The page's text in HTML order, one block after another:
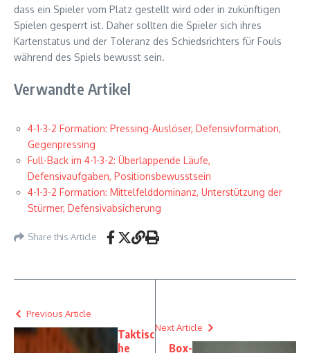
dass ein Spieler vom Platz gestellt wird oder in zukünftigen
Spielen gesperrt ist. Daher sollten die Spieler sich ihres
Kartenstatus und der Toleranz des Schiedsrichters für Fouls
während des Spiels bewusst sein.
Verwandte Artikel
4-1-3-2 Formation: Pressing-Auslöser, Defensivformation,
Gegenpressing
Full-Back im 4-1-3-2: Überlappende Läufe,
Defensivaufgaben, Positionsbewusstsein
4-1-3-2 Formation: Mittelfelddominanz, Unterstützung der
Stürmer, Defensivabsicherung
Share this Article
Previous Article
Taktisc
he
Next Article
Box-